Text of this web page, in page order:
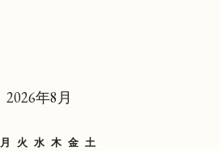
2026年8月
月 火 水 木 金 土